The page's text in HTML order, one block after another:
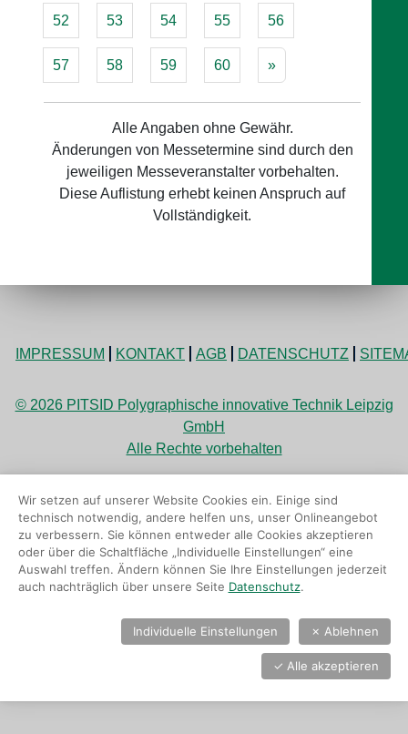
52 53 54 55 56
57 58 59 60 »
Alle Angaben ohne Gewähr.
Änderungen von Messetermine sind durch den
jeweiligen Messeveranstalter vorbehalten.
Diese Auflistung erhebt keinen Anspruch auf
Vollständigkeit.
IMPRESSUM KONTAKT AGB DATENSCHUTZ
© 2026 PITSID Polygraphische innovative Technik Leipzig
GmbH
Alle Rechte vorbehalten
Wir setzen auf unserer Website Cookies ein. Einige sind
technisch notwendig, andere helfen uns, unser Onlineangebot
zu verbessern. Sie können entweder alle Cookies akzeptieren
oder über die Schaltfläche „Individuelle Einstellungen“ eine
Auswahl treffen. Ändern können Sie Ihre Einstellungen jederzeit
auch nachträglich über unsere Seite Datenschutz.
✓ Alle akzeptieren
Individuelle Einstellungen ✗ Ablehnen